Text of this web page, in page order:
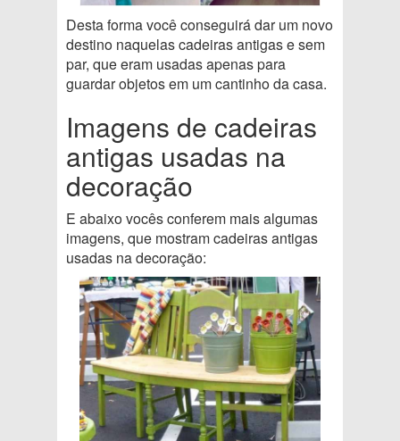
Desta forma você conseguirá dar um novo
destino naquelas cadeiras antigas e sem
par, que eram usadas apenas para
guardar objetos em um cantinho da casa.
Imagens de cadeiras
antigas usadas na
decoração
E abaixo vocês conferem mais algumas
imagens, que mostram cadeiras antigas
usadas na decoração: